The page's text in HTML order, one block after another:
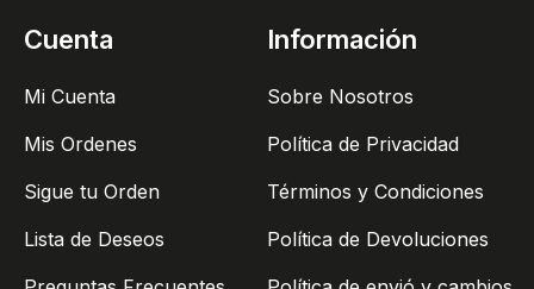
Cuenta
Mi Cuenta
Mis Ordenes
Sigue tu Orden
Lista de Deseos
Información
Sobre Nosotros
Política de Privacidad
Términos y Condiciones
Política de Devoluciones